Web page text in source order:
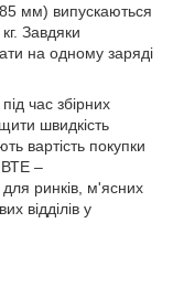
мм) випускаються
Завдяки
на одному заряді
час збірних
швидкість
вартість покупки
ВТЕ –
ринків, м'ясних
відділів у